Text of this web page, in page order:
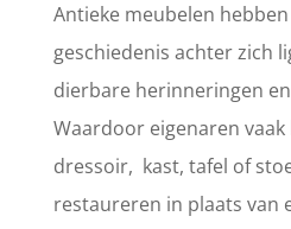
Antieke meubelen
geschiedenis achter zich
dierbare herinneringen
Waardoor eigenaren
dressoir, kast, tafel of
restaureren in plaats van